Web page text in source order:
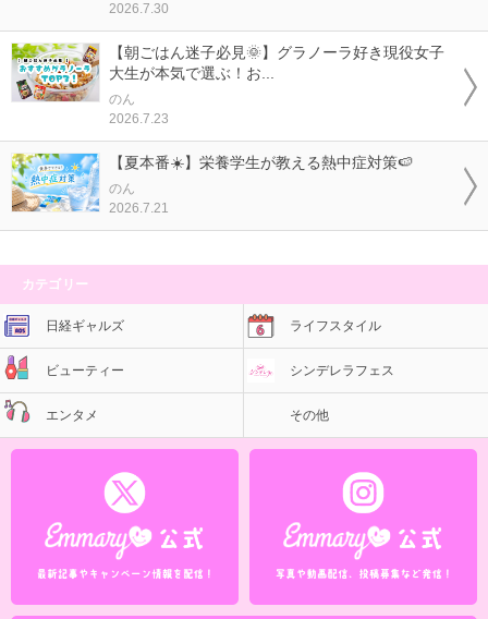
2026.7.30
【朝ごはん迷子必見🌞】グラノーラ好き現役女子
大生が本気で選ぶ！お...
のん
2026.7.23
【夏本番☀️】栄養学生が教える熱中症対策🍉
のん
2026.7.21
カテゴリー
日経ギャルズ ライフスタイル
ビューティー シンデレラフェス
エンタメ その他